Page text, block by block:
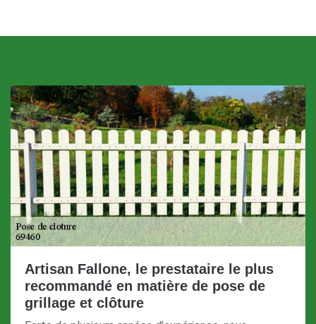
Artisan Fallone, le prestataire le plus
recommandé en matière de pose de
grillage et clôture